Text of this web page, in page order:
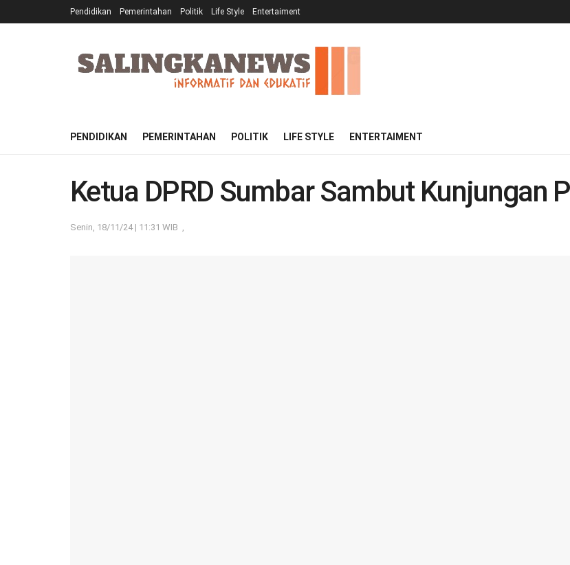
Pendidikan Pemerintahan Politik Life Style Entertaiment
PENDIDIKAN PEMERINTAHAN POLITIK LIFE STYLE ENTERTAIMENT
Ketua DPRD Sumbar Sambut Kunjungan
Senin, 18/11/24 | 11:31 WIB